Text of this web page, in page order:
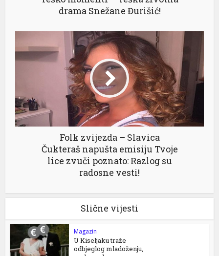
drama Snežane Đurišić!
Folk zvijezda – Slavica
Čukteraš napušta emisiju Tvoje
lice zvuči poznato: Razlog su
radosne vesti!
Slične vijesti
Magazin
U Kiseljaku traže
odbjeglog mladoženju,